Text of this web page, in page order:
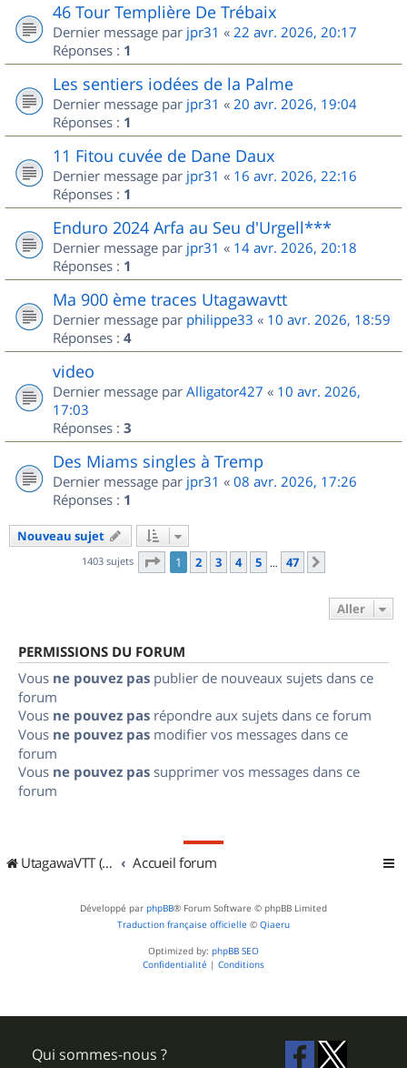
46 Tour Templière De Trébaix
Dernier message par jpr31 « 22 avr. 2026, 20:17
Réponses : 1
Les sentiers iodées de la Palme
Dernier message par jpr31 « 20 avr. 2026, 19:04
Réponses : 1
11 Fitou cuvée de Dane Daux
Dernier message par jpr31 « 16 avr. 2026, 22:16
Réponses : 1
Enduro 2024 Arfa au Seu d'Urgell***
Dernier message par jpr31 « 14 avr. 2026, 20:18
Réponses : 1
Ma 900 ème traces Utagawavtt
Dernier message par philippe33 « 10 avr. 2026, 18:59
Réponses : 4
video
Dernier message par Alligator427 « 10 avr. 2026,
17:03
Réponses : 3
Des Miams singles à Tremp
Dernier message par jpr31 « 08 avr. 2026, 17:26
Réponses : 1
Nouveau sujet
1403 sujets Page 1sur
1 2 3 4 5 … 47
Aller
PERMISSIONS DU FORUM
Vous ne pouvez pas publier de nouveaux sujets dans ce
forum
Vous ne pouvez pas répondre aux sujets dans ce forum
Vous ne pouvez pas modifier vos messages dans ce
forum
Vous ne pouvez pas supprimer vos messages dans ce
forum
UtagawaVTT (Randos VTT et VTTAE avec traces GPS) Accueil forum
Développé par phpBB® Forum Software © phpBB Limited
Traduction française officielle © Qiaeru
Optimized by: phpBB SEO
Confidentialité | Conditions
Qui sommes-nous ?